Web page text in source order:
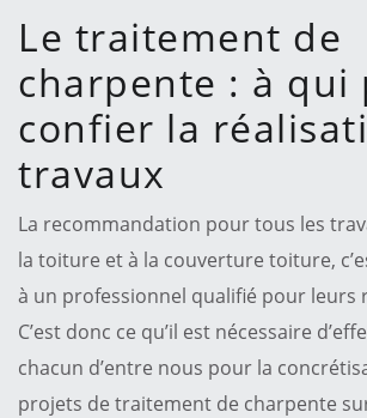
Le traitement de
charpente : à qui
confier la
travaux
La recommandation pour tous les
la toiture et à la couverture toiture,
à un professionnel qualifié pour leurs
C’est donc ce qu’il est nécessaire
chacun d’entre nous pour la
projets de traitement de charpente